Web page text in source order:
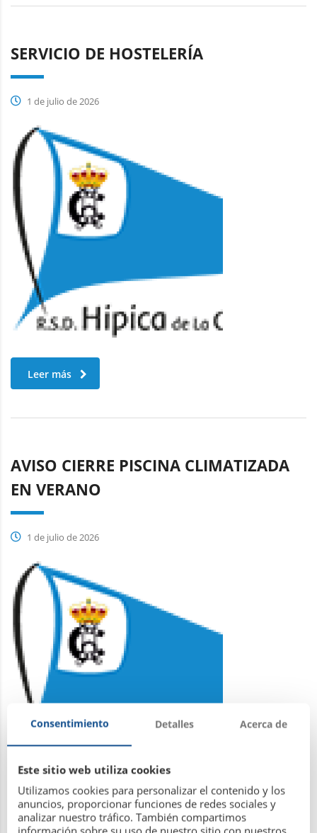
SERVICIO DE HOSTELERÍA
1 de julio de 2026
Leer más
AVISO CIERRE PISCINA CLIMATIZADA
EN VERANO
1 de julio de 2026
Leer más
Consentimiento Detalles Acerca de
Este sitio web utiliza cookies
Utilizamos cookies para personalizar el contenido y los
anuncios, proporcionar funciones de redes sociales y
analizar nuestro tráfico. También compartimos